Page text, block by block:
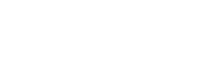
0009981030, 0013186580,
800-900